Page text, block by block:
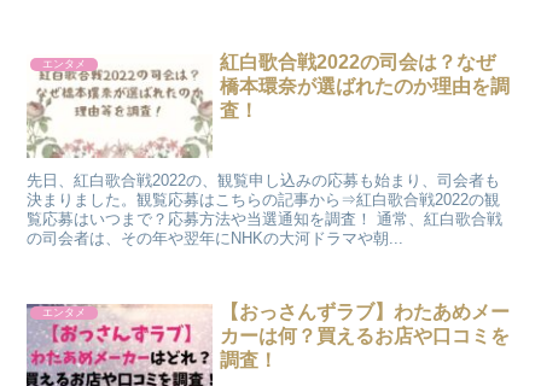
エンタメ
紅白歌合戦2022の司会は？なぜ
橋本環奈が選ばれたのか理由を調
査！
先日、紅白歌合戦2022の、観覧申し込みの応募も始まり、司会者も
決まりました。観覧応募はこちらの記事から⇒紅白歌合戦2022の観
覧応募はいつまで？応募方法や当選通知を調査！ 通常、紅白歌合戦
の司会者は、その年や翌年にNHKの大河ドラマや朝...
エンタメ
【おっさんずラブ】わたあめメー
カーは何？買えるお店や口コミを
調査！